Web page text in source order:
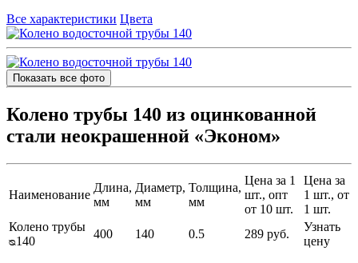
Все характеристики Цвета
Показать все фото
Колено трубы 140 из оцинкованной
стали неокрашенной «Эконом»
Наименование
Длина,
мм
Диаметр,
мм
Толщина,
мм
Цена за 1
шт., опт
от 10 шт.
Цена за
1 шт., от
1 шт.
Колено трубы
ᴓ140
400 140 0.5 289 руб.
Узнать
цену